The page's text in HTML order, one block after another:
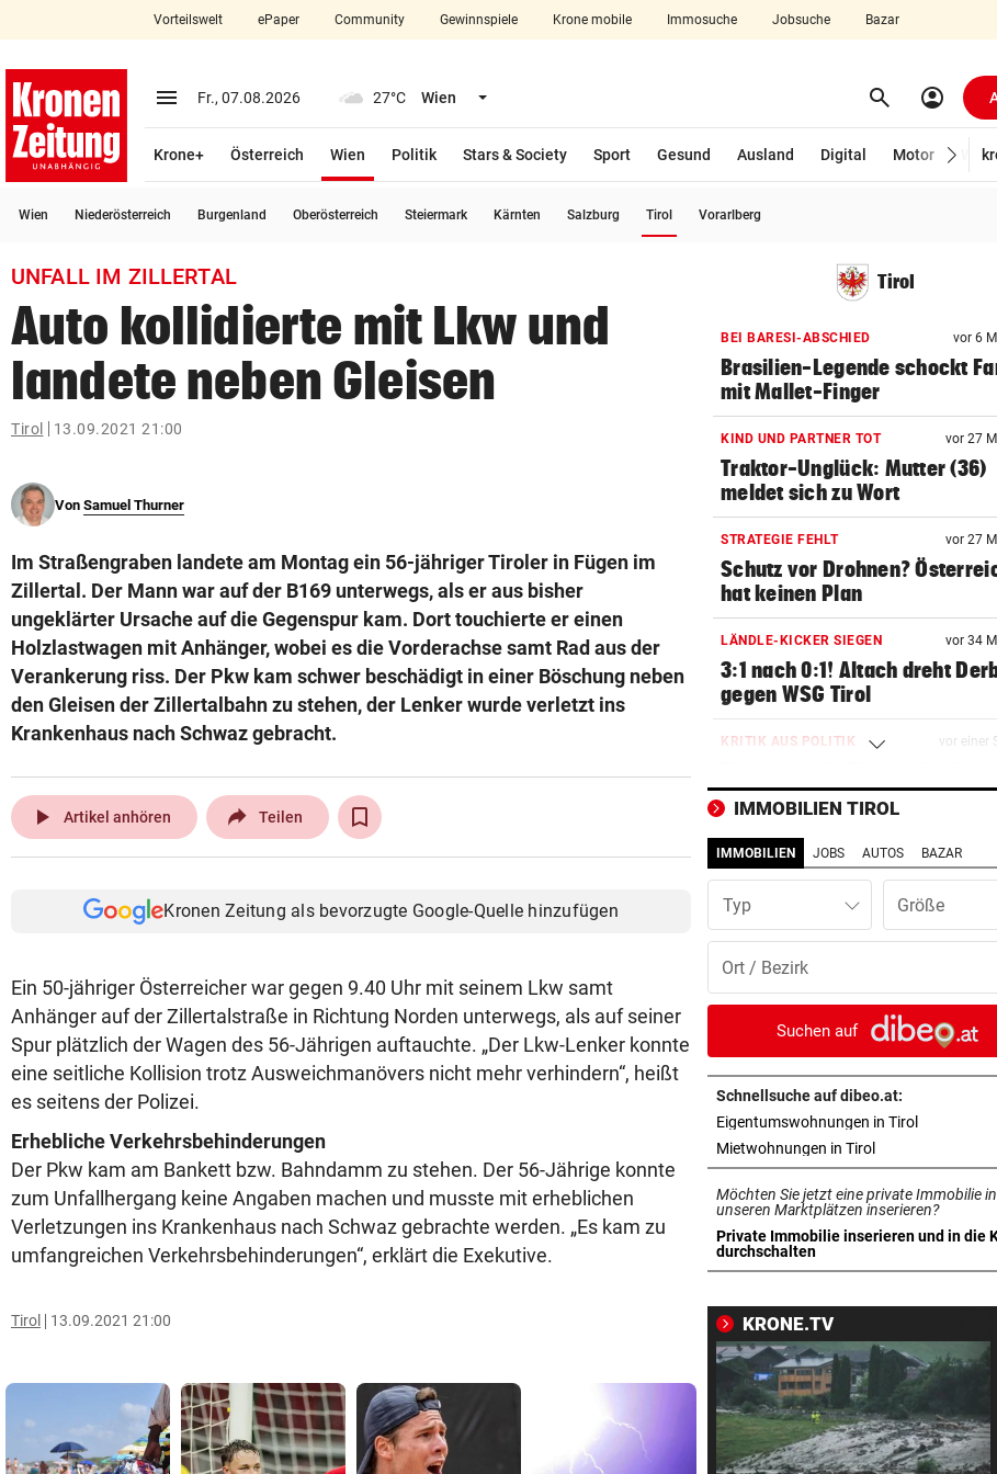
closeSchließen
account_circle Anmelden
arrow_right
search
Suchbegriff
eingeben
© Krone Multimedia GmbH & Co KG 2026
Vorteilswelt ePaper Community Gewinnspiele Krone mobile Immosuche Jobsuche Bazar
menu Menü aufklappen
Fr., 07.08.2026 27°C Wien Menü aufklappen search Suchen
account_circle
Krone+ Österreich Wien
Politik
Stars & Society Sport Gesund Ausland Digital Motor
Wien Niederösterreich Burgenland Oberösterreich Steiermark Kärnten Salzburg Tirol Vorarlberg
UNFALL IM ZILLERTAL
Auto kollidierte mit Lkw und
landete neben Gleisen
Tirol 13.09.2021 21:00
Von Samuel Thurner
Im Straßengraben landete am Montag ein 56-jähriger Tiroler in Fügen im
Zillertal. Der Mann war auf der B169 unterwegs, als er aus bisher
ungeklärter Ursache auf die Gegenspur kam. Dort touchierte er einen
Holzlastwagen mit Anhänger, wobei es die Vorderachse samt Rad aus der
Verankerung riss. Der Pkw kam schwer beschädigt in einer Böschung neben
den Gleisen der Zillertalbahn zu stehen, der Lenker wurde verletzt ins
Krankenhaus nach Schwaz gebracht.
play_arrow Artikel anhören Teilen
Kronen Zeitung als bevorzugte Google-Quelle hinzufügen
Ein 50-jähriger Österreicher war gegen 9.40 Uhr mit seinem Lkw samt
Anhänger auf der Zillertalstraße in Richtung Norden unterwegs, als auf seiner
Spur plätzlich der Wagen des 56-Jährigen auftauchte. „Der Lkw-Lenker konnte
eine seitliche Kollision trotz Ausweichmanövers nicht mehr verhindern“, heißt
es seitens der Polizei.
Erhebliche Verkehrsbehinderungen
Der Pkw kam am Bankett bzw. Bahndamm zu stehen. Der 56-Jährige konnte
zum Unfallhergang keine Angaben machen und musste mit erheblichen
Verletzungen ins Krankenhaus nach Schwaz gebrachte werden. „Es kam zu
umfangreichen Verkehrsbehinderungen“, erklärt die Exekutive.
Tirol 13.09.2021 21:00
Tirol
BEI BARESI-ABSCHIED vor 6
Brasilien-Legende schockt
mit Mallet-Finger
KIND UND PARTNER TOT vor 27
Traktor-Unglück: Mutter (36)
meldet sich zu Wort
STRATEGIE FEHLT vor 27
Schutz vor Drohnen?
hat keinen Plan
LÄNDLE-KICKER SIEGEN vor 34
3:1 nach 0:1! Altach dreht
gegen WSG Tirol
KRITIK AUS POLITIK vor einer
300.000 Euro auf
NACH WIEN AUF MYKONOS
Luxus am Meer! Sabalenka
gewährt private Einblicke
„IHR SEID DER HAMMER!“ vor einer
Feuerwehr befreite Kalb aus
misslicher Lage
vor einer
Hochgefühle dank Comeback
eines Kult-Sponsors
LIEFERING VERLIERT
Enttäuschende Zweitliga-
Rückkehr nach Grödig
2. LIGA – 2. RUNDE vor 2
Fehlstart komplett! Nächste
WANDERER AUSGEFLOGEN vor 2
Wieder Muren nach Unwetter:
Dramatik im Valser Tal
IN GREENSBORO vor 2
IMMOBILIEN TIROL
IMMOBILIEN JOBS AUTOS BAZAR
Typ
Suchen auf
Schnellsuche auf dibeo.at:
Eigentumswohnungen in Tirolin neuem
Mietwohnungen in Tirolin neuem Tab
Möchten Sie jetzt eine private Immobilie in
unseren Marktplätzen inserieren?
Private Immobilie inserieren und in die
durchschalten
in neuem Tab öffnen
KRONE.TV